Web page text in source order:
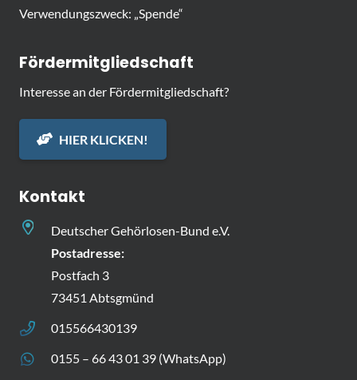
Verwendungszweck: „Spende“
Fördermitgliedschaft
Interesse an der Fördermitgliedschaft?
HIER KLICKEN!
Kontakt
Deutscher Gehörlosen-Bund e.V.
Postadresse:
Postfach 3
73451 Abtsgmünd
015566430139
0155 – 66 43 01 39 (WhatsApp)